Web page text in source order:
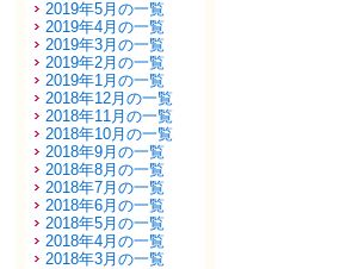
2019年5月の一覧
2019年4月の一覧
2019年3月の一覧
2019年2月の一覧
2019年1月の一覧
2018年12月の一覧
2018年11月の一覧
2018年10月の一覧
2018年9月の一覧
2018年8月の一覧
2018年7月の一覧
2018年6月の一覧
2018年5月の一覧
2018年4月の一覧
2018年3月の一覧